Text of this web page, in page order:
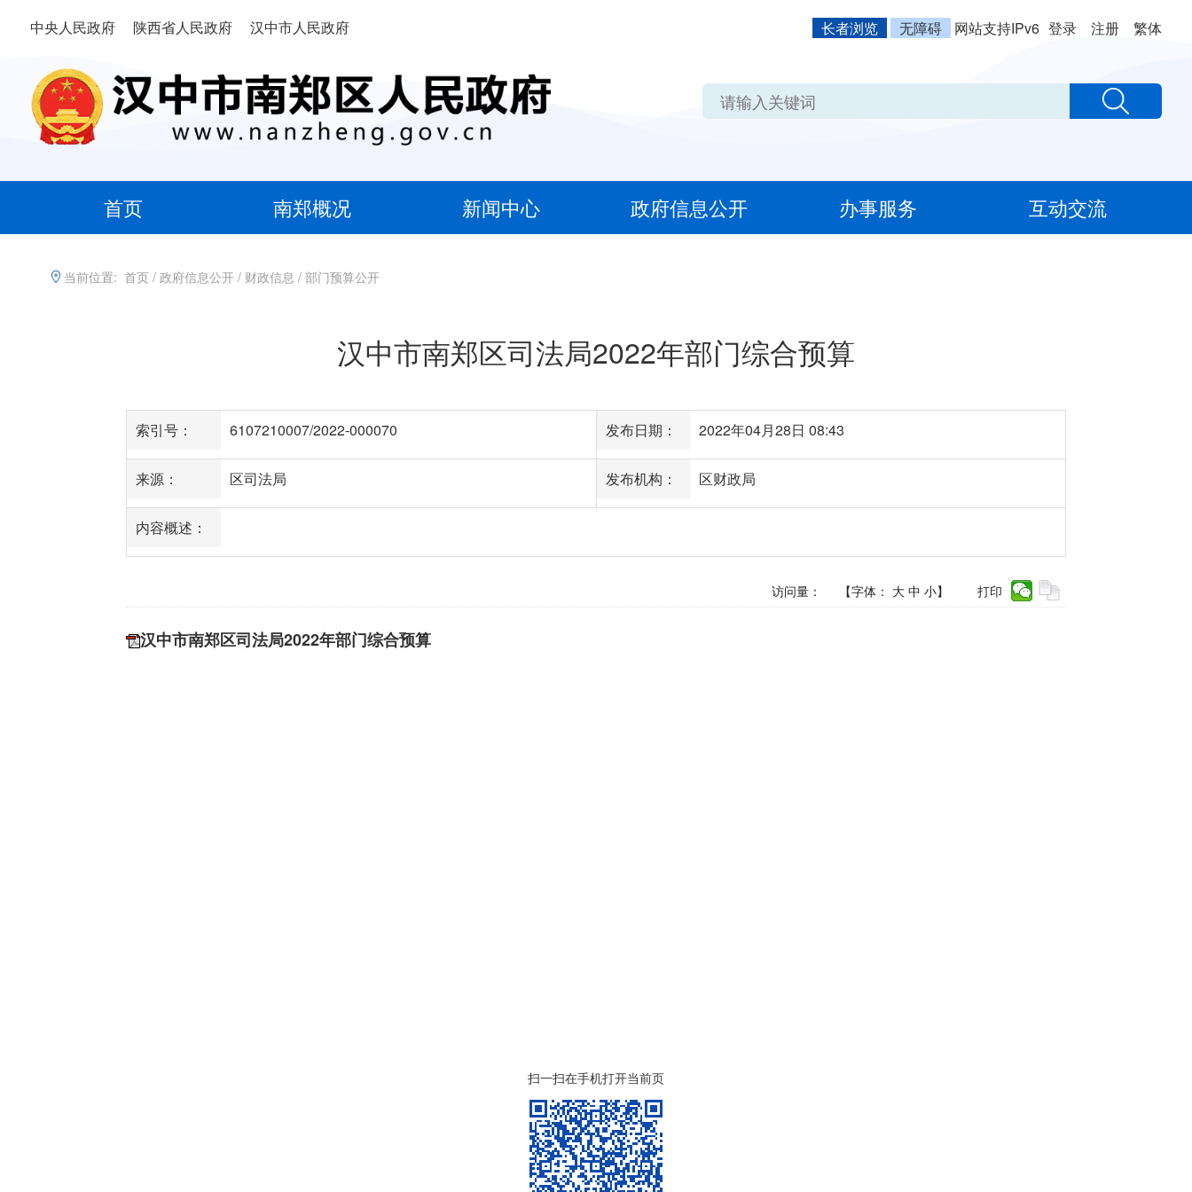
中央人民政府 陕西省人民政府 汉中市人民政府 长者浏览 无障碍 网站支持IPv6 登录 注册 繁体
首页 南郑概况 新闻中心 政府信息公开 办事服务 互动交流
当前位置: 首页 / 政府信息公开 / 财政信息 / 部门预算公开
汉中市南郑区司法局2022年部门综合预算
索引号： 6107210007/2022-000070 发布日期： 2022年04月28日 08:43
来源： 区司法局 发布机构： 区财政局
内容概述：
访问量： 【字体： 大 中 小】 打印
汉中市南郑区司法局2022年部门综合预算
扫一扫在手机打开当前页